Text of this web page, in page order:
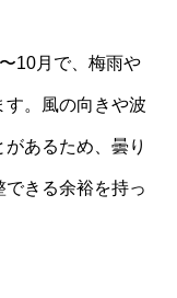
10月で、梅雨や
す。風の向きや波
あるため、曇り
きる余裕を持っ